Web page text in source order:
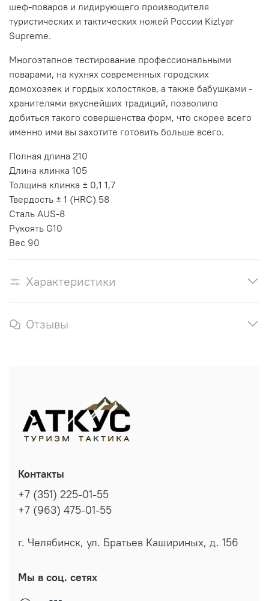
шеф-поваров и лидирующего производителя
туристических и тактических ножей России Kizlyar
Supreme.
Многоэтапное тестирование профессиональными
поварами, на кухнях современных городских
домохозяек и гордых холостяков, а также бабушками -
хранителями вкуснейших традиций, позволило
добиться такого совершенства форм, что скорее всего
именно ими вы захотите готовить больше всего.
Полная длина 210
Длина клинка 105
Толщина клинка ± 0,1 1,7
Твердость ± 1 (HRC) 58
Сталь AUS-8
Рукоять G10
Вес 90
Характеристики
Отзывы
Контакты
+7 (351) 225-01-55
+7 (963) 475-01-55
г. Челябинск, ул. Братьев Кашириных, д. 156
Мы в соц. сетях